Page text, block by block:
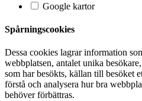
Google kartor
Spårningscookies
Dessa cookies lagrar information
webbplatsen, antalet unika
som har besökts, källan till besöket
förstå och analysera hur bra
behöver förbättras.